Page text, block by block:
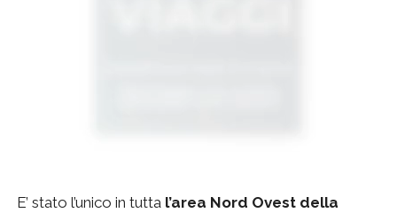
E’ stato l’unico in tutta l’area Nord Ovest della